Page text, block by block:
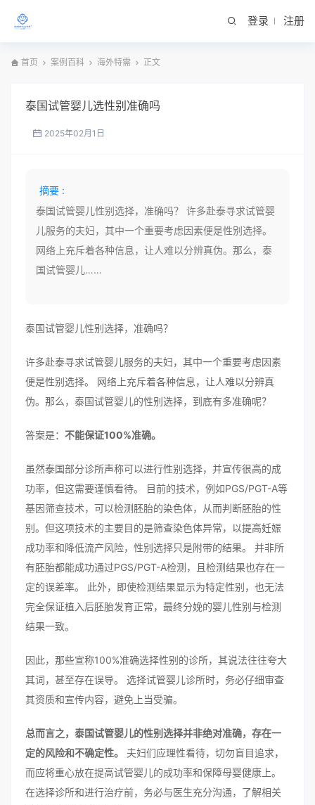
登录 注册
首页 案例百科 海外特需 正文
泰国试管婴儿选性别准确吗
2025年02月1日
摘要 :
泰国试管婴儿性别选择，准确吗？ 许多赴泰寻求试管婴
儿服务的夫妇，其中一个重要考虑因素便是性别选择。
网络上充斥着各种信息，让人难以分辨真伪。那么，泰
国试管婴儿……
泰国试管婴儿性别选择，准确吗？
许多赴泰寻求试管婴儿服务的夫妇，其中一个重要考虑因素
便是性别选择。 网络上充斥着各种信息，让人难以分辨真
伪。那么，泰国试管婴儿的性别选择，到底有多准确呢？
答案是： 不能保证100%准确。
虽然泰国部分诊所声称可以进行性别选择，并宣传很高的成
功率，但这需要谨慎看待。 目前的技术，例如PGS/PGT-A等
基因筛查技术，可以检测胚胎的染色体，从而判断胚胎的性
别。但这项技术的主要目的是筛查染色体异常，以提高妊娠
成功率和降低流产风险，性别选择只是附带的结果。 并非所
有胚胎都能成功通过PGS/PGT-A检测，且检测结果也存在一
定的误差率。 此外，即使检测结果显示为特定性别，也无法
完全保证植入后胚胎发育正常，最终分娩的婴儿性别与检测
结果一致。
因此，那些宣称100%准确选择性别的诊所，其说法往往夸大
其词，甚至存在误导。 选择试管婴儿诊所时，务必仔细审查
其资质和宣传内容，避免上当受骗。
总而言之，泰国试管婴儿的性别选择并非绝对准确，存在一
定的风险和不确定性。
夫妇们应理性看待，切勿盲目追求，
而应将重心放在提高试管婴儿的成功率和保障母婴健康上。
在选择诊所和进行治疗前，务必与医生充分沟通，了解相关